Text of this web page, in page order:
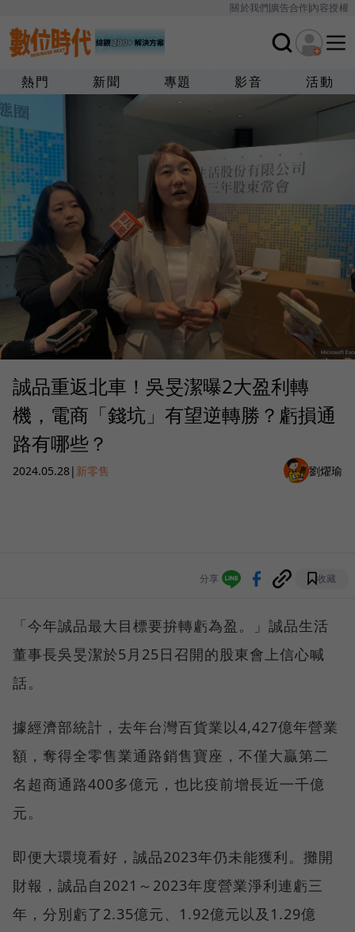
關於我們廣告合作內容授權
熱門 新聞 專題 影音 活動
誠品重返北車！吳旻潔曝2大盈利轉
機，電商「錢坑」有望逆轉勝？虧損通
路有哪些？
2024.05.28| 新零售 劉燿瑜
分享 收藏
「今年誠品最大目標要拚轉虧為盈。」誠品生活
董事長吳旻潔於5月25日召開的股東會上信心喊
話。
據經濟部統計，去年台灣百貨業以4,427億年營業
額，奪得全零售業通路銷售寶座，不僅大贏第二
名超商通路400多億元，也比疫前增長近一千億
元。
即便大環境看好，誠品2023年仍未能獲利。攤開
財報，誠品自2021～2023年度營業淨利連虧三
年，分別虧了2.35億元、1.92億元以及1.29億